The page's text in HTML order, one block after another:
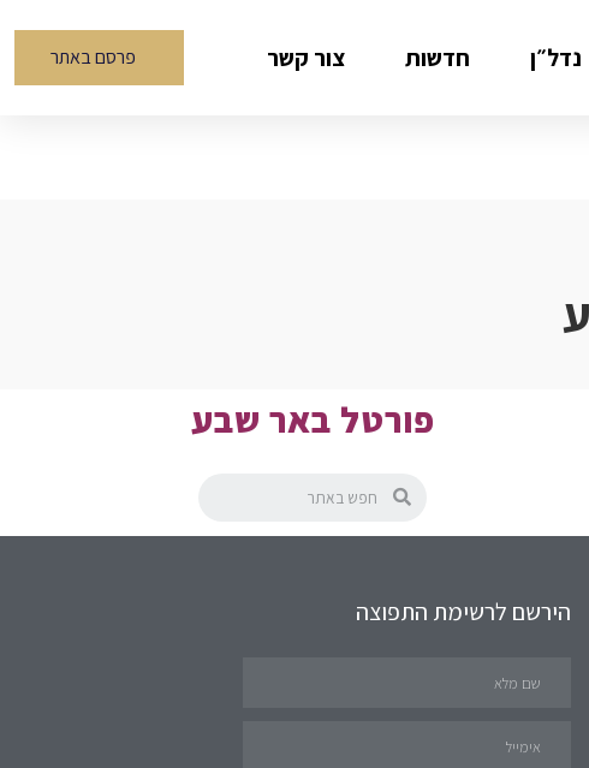
נדל״ן חדשות צור קשר פרסם באתר
פורטל באר שבע
תחומים באתר
הירשם לרשימת התפוצה